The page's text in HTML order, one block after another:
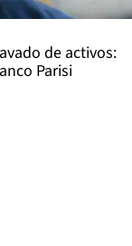
de activos:
Parisi